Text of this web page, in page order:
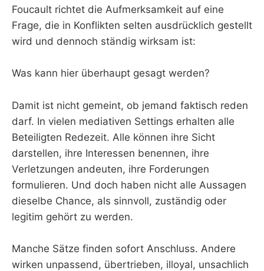
Foucault richtet die Aufmerksamkeit auf eine
Frage, die in Konflikten selten ausdrücklich gestellt
wird und dennoch ständig wirksam ist:
Was kann hier überhaupt gesagt werden?
Damit ist nicht gemeint, ob jemand faktisch reden
darf. In vielen mediativen Settings erhalten alle
Beteiligten Redezeit. Alle können ihre Sicht
darstellen, ihre Interessen benennen, ihre
Verletzungen andeuten, ihre Forderungen
formulieren. Und doch haben nicht alle Aussagen
dieselbe Chance, als sinnvoll, zuständig oder
legitim gehört zu werden.
Manche Sätze finden sofort Anschluss. Andere
wirken unpassend, übertrieben, illoyal, unsachlich